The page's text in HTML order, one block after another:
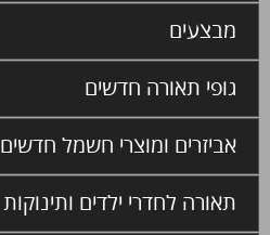
מבצעים
גופי תאורה חדשים
אביזרים ומוצרי חשמל חדשים
תאורה לחדרי ילדים ותינוקות